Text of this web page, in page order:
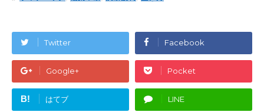
Twitter Facebook
Google+ Pocket
B! はてブ LINE